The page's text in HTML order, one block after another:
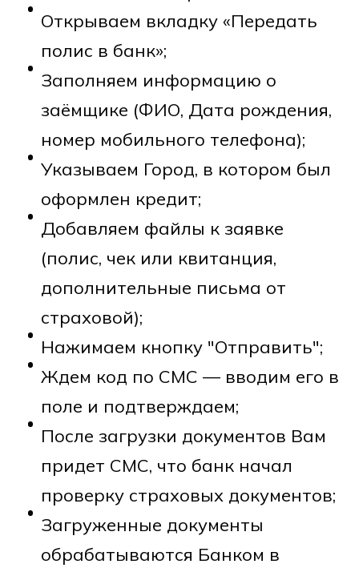
Открываем вкладку «Передать
полис в банк»;
Заполняем информацию о
заёмщике (ФИО, Дата рождения,
номер мобильного телефона);
Указываем Город, в котором был
оформлен кредит;
Добавляем файлы к заявке
(полис, чек или квитанция,
дополнительные письма от
страховой);
Нажимаем кнопку "Отправить";
Ждем код по СМС — вводим его в
поле и подтверждаем;
После загрузки документов Вам
придет СМС, что банк начал
проверку страховых документов;
Загруженные документы
обрабатываются Банком в